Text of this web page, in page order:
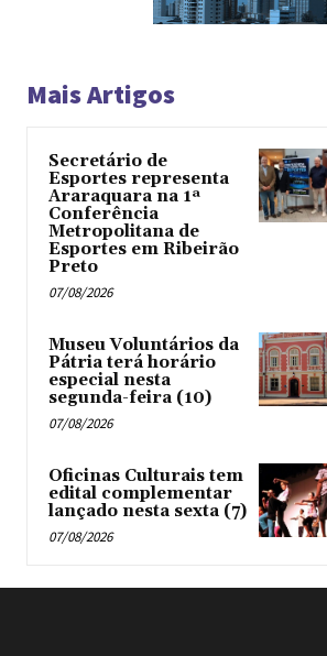
Mais Artigos
Secretário de
Esportes representa
Araraquara na 1ª
Conferência
Metropolitana de
Esportes em Ribeirão
Preto
07/08/2026
Museu Voluntários da
Pátria terá horário
especial nesta
segunda-feira (10)
07/08/2026
Oficinas Culturais tem
edital complementar
lançado nesta sexta (7)
07/08/2026